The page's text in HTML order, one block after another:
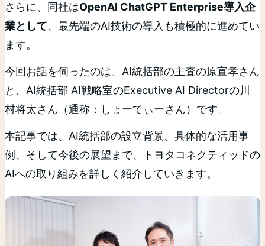
さらに、同社はOpenAI ChatGPT Enterprise導入企
業として、最先端のAI技術の導入も積極的に進めてい
ます。
今回お話を伺ったのは、AI統括部の主査の原宣孝さん
と、AI統括部 AI戦略室のExecutive AI Directorの川
村将太さん（通称：しょーてぃーさん）です。
本記事では、AI統括部の設立背景、具体的な活用事
例、そして今後の展望まで、トヨタコネクティッドの
AIへの取り組みを詳しく紹介していきます。